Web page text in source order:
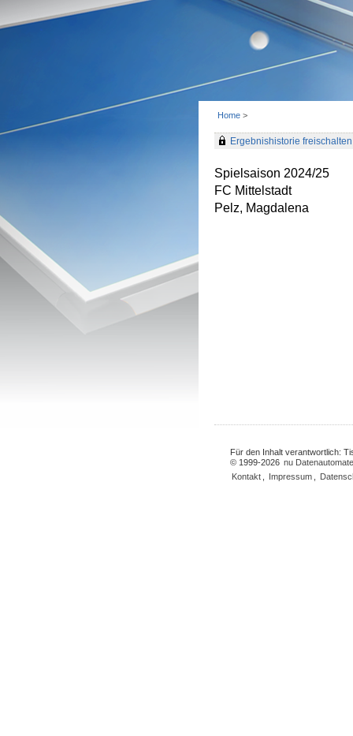
Home >
Ergebnishistorie freischalten
Spielsaison 2024/25
FC Mittelstadt
Pelz, Magdalena
Für den Inhalt verantwortlich:
© 1999-2026 nu
Kontakt
Impressum